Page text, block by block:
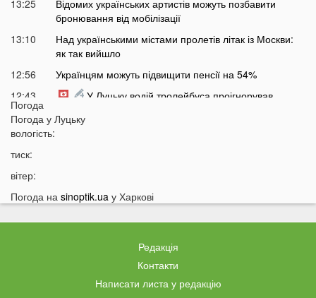
13:25
Відомих українських артистів можуть позбавити
бронювання від мобілізації
13:10
Над українськими містами пролетів літак із Москви:
як так вийшло
12:56
Українцям можуть підвищити пенсії на 54%
12:43
У Луцьку водій тролейбуса проігнорував
12:26
12:07
загрозою
11:27
Чоловік кинув гранату в кабінет комунальників через
На полігоні помер відомий дитячий лікар із заходу
Волинян попереджають про серйозну небезпеку на
Погода
Погода у Луцьку
вологість:
тиск:
вітер:
Погода на sinoptik.ua у Харкові
Редакція
Контакти
Написати листа у редакцію